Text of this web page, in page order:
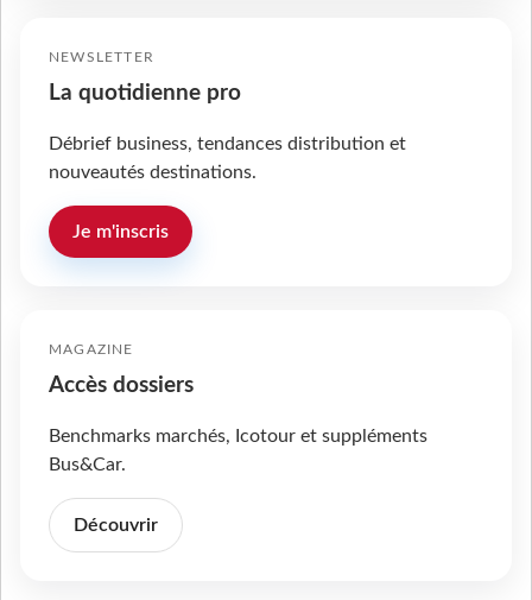
NEWSLETTER
La quotidienne pro
Débrief business, tendances distribution et
nouveautés destinations.
Je m'inscris
MAGAZINE
Accès dossiers
Benchmarks marchés, Icotour et suppléments
Bus&Car.
Découvrir